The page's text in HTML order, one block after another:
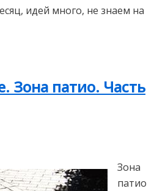
идей много, не знаем на
Зона патио. Часть
Зона
патио